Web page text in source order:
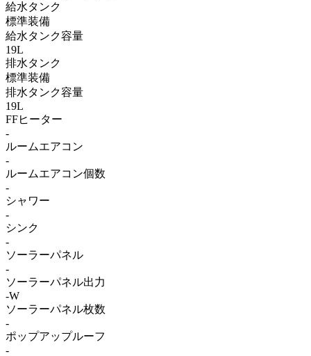
給水タンク
標準装備
給水タンク容量
19L
排水タンク
標準装備
排水タンク容量
19L
FFヒーター
-
ルームエアコン
-
ルームエアコン個数
-
シャワー
-
シンク
-
ソーラーパネル
-
ソーラーパネル出力
-W
ソーラーパネル枚数
-
ポップアップルーフ
-